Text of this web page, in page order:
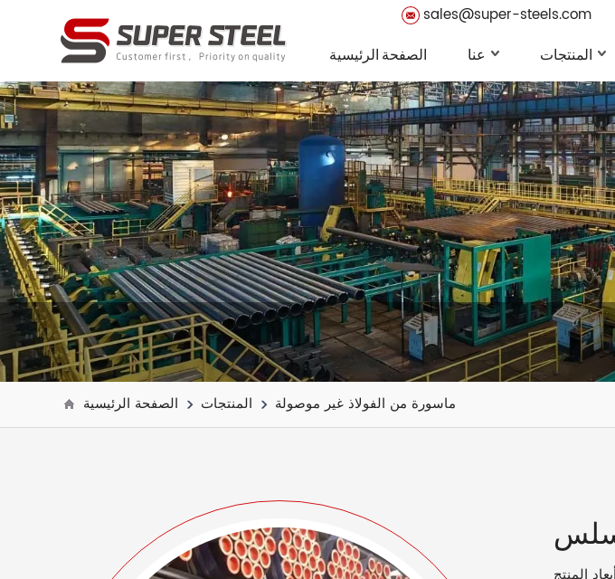
sales@super-steels.com
الصفحة الرئيسية عنا المنتجات
الصفحة الرئيسية المنتجات ماسورة من الفولاذ غير موصولة